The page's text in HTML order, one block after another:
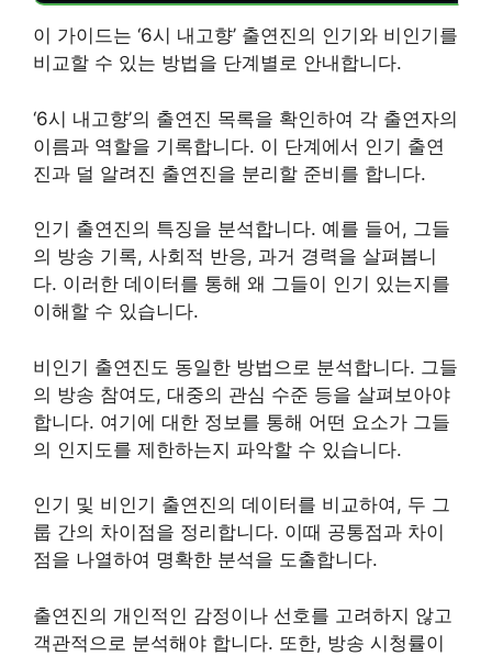
이 가이드는 ‘6시 내고향’ 출연진의 인기와 비인기를
비교할 수 있는 방법을 단계별로 안내합니다.
‘6시 내고향’의 출연진 목록을 확인하여 각 출연자의
이름과 역할을 기록합니다. 이 단계에서 인기 출연
진과 덜 알려진 출연진을 분리할 준비를 합니다.
인기 출연진의 특징을 분석합니다. 예를 들어, 그들
의 방송 기록, 사회적 반응, 과거 경력을 살펴봅니
다. 이러한 데이터를 통해 왜 그들이 인기 있는지를
이해할 수 있습니다.
비인기 출연진도 동일한 방법으로 분석합니다. 그들
의 방송 참여도, 대중의 관심 수준 등을 살펴보아야
합니다. 여기에 대한 정보를 통해 어떤 요소가 그들
의 인지도를 제한하는지 파악할 수 있습니다.
인기 및 비인기 출연진의 데이터를 비교하여, 두 그
룹 간의 차이점을 정리합니다. 이때 공통점과 차이
점을 나열하여 명확한 분석을 도출합니다.
출연진의 개인적인 감정이나 선호를 고려하지 않고
객관적으로 분석해야 합니다. 또한, 방송 시청률이